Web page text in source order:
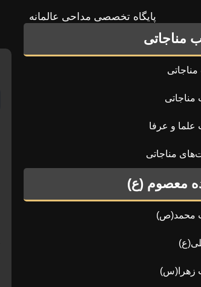
پایگاه تخصصی مداحی عالمانه
مناجاتی
مناجاتی
مناجاتی
علما و عرفا
مناجاتی
معصوم (ع)
محمد(ص)
زهرا(س)